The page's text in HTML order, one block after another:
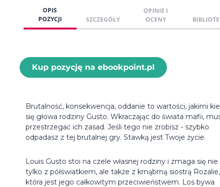
OPIS
POZYCJI
SZCZEGÓŁY
OPINIE I
OCENY
Kup pozycję na ebookpoint.pl
Brutalność, konsekwencja, oddanie to wartości, jakimi
się głowa rodziny Gusto. Wkraczając do świata mafii,
przestrzegać ich zasad. Jeśli tego nie zrobisz - szybko
odpadasz z tej brutalnej gry. Stawką jest Twoje życie.
Louis Gusto stoi na czele własnej rodziny i zmaga się nie
tylko z półświatkiem, ale także z krnąbrną siostrą Rozalie,
która jest jego całkowitym przeciwieństwem. Los bywa